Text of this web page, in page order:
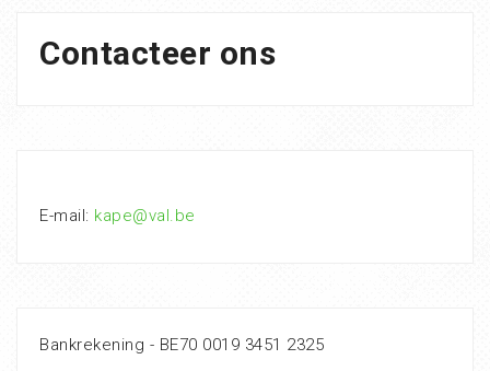
Contacteer ons
E-mail: kape@val.be
Bankrekening - BE70 0019 3451 2325